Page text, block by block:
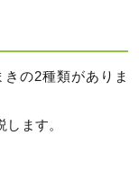
の2種類がありま
ます。